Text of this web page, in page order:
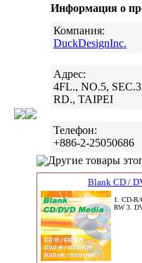
Информация о
Компания:
DuckDesignInc.
Адрес:
4FL., NO.5,
RD., TAIPEI
Телефон:
+886-2-25050686
Другие товары
Blank CD /
1. CD-
RW 3.